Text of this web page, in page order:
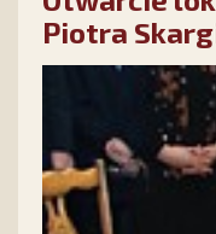
Piotra